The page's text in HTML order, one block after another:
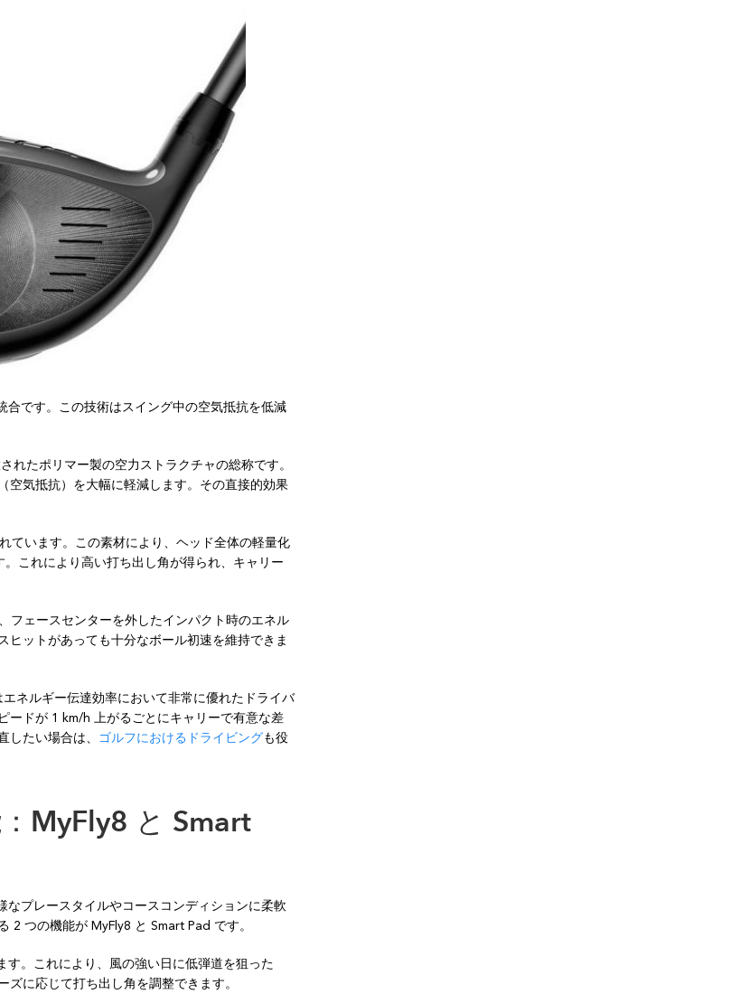
です。この技術はスイング中の空気抵抗を低減
れたポリマー製の空力ストラクチャの総称です。
空気抵抗）を大幅に軽減します。その直接的効果
ています。この素材により、ヘッド全体の軽量化
これにより高い打ち出し角が得られ、キャリー
フェースセンターを外したインパクト時のエネル
ヒットがあっても十分なボール初速を維持できま
ネルギー伝達効率において非常に優れたドライバ
ードが 1 km/h 上がるごとにキャリーで有意な差
したい場合は、
ゴルフにおけるドライビングも役
MyFly8 と Smart
プレースタイルやコースコンディションに柔軟
2 つの機能が MyFly8 と Smart Pad です。
す。これにより、風の強い日に低弾道を狙った
に応じて打ち出し角を調整できます。